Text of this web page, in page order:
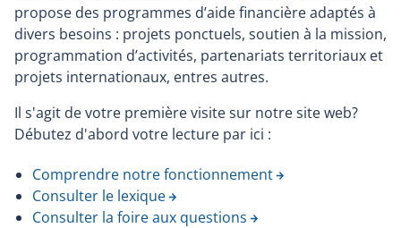
propose des programmes d’aide financière adaptés à
divers besoins : projets ponctuels, soutien à la mission,
programmation d’activités, partenariats territoriaux et
projets internationaux, entres autres.
Il s'agit de votre première visite sur notre site web?
Débutez d'abord votre lecture par ici :
Comprendre notre fonctionnement
Consulter le lexique
Consulter la foire aux questions